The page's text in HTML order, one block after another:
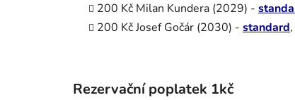
200 Kč Milan Kundera (2029) -
200 Kč Josef Gočár (2030) - standard,
Rezervační poplatek 1kč